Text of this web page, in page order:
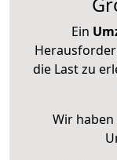
Ein
die Last zu
Wir